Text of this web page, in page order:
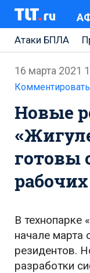
Атаки БПЛА
Ремонт
Ремонт
Набережная
Неделя
16 марта 2021
Комментировать
Новые
готовы
В технопарке
начале марта
резидентов.
разработки